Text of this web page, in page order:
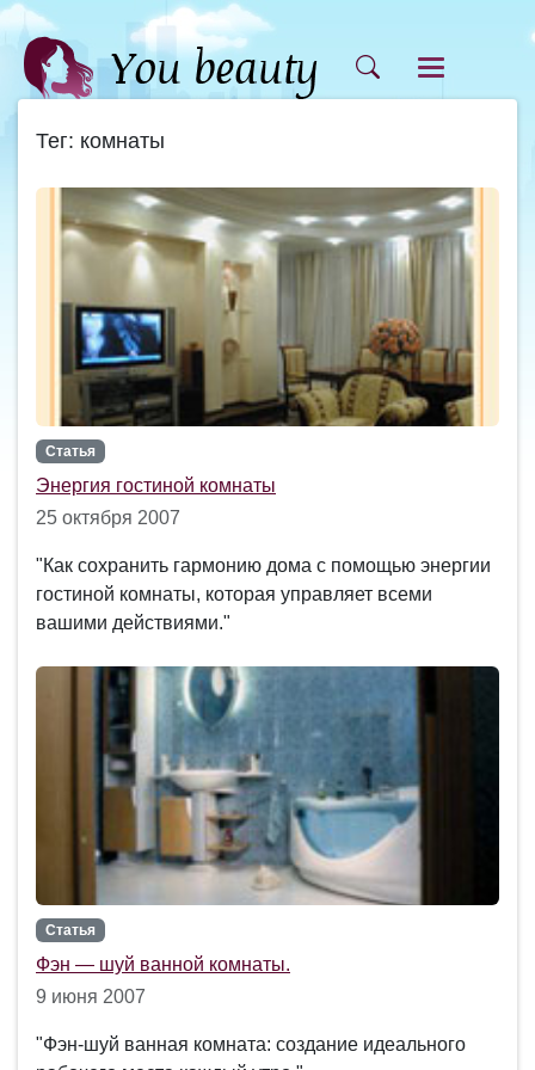
Тег: комнаты
Статья
Энергия гостиной комнаты
25 октября 2007
"Как сохранить гармонию дома с помощью энергии
гостиной комнаты, которая управляет всеми
вашими действиями."
Статья
Фэн — шуй ванной комнаты.
9 июня 2007
"Фэн-шуй ванная комната: создание идеального